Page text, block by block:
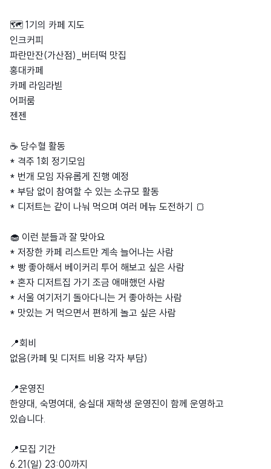
🗺 1기의 카페 지도
인크커피
파란만잔(가산점)_버터떡 맛집
홍대카페
카페 라임라빋
어퍼룸
젠젠
☕️ 당수혈 활동
* 격주 1회 정기모임
* 번개 모임 자유롭게 진행 예정
* 부담 없이 참여할 수 있는 소규모 활동
* 디저트는 같이 나눠 먹으며 여러 메뉴 도전하기 🍞
🧁 이런 분들과 잘 맞아요
* 저장한 카페 리스트만 계속 늘어나는 사람
* 빵 좋아해서 베이커리 투어 해보고 싶은 사람
* 혼자 디저트집 가기 조금 애매했던 사람
* 서울 여기저기 돌아다니는 거 좋아하는 사람
* 맛있는 거 먹으면서 편하게 놀고 싶은 사람
📍회비
없음(카페 및 디저트 비용 각자 부담)
📍운영진
한양대, 숙명여대, 숭실대 재학생 운영진이 함께 운영하고
있습니다.
📍모집 기간
6.21(일) 23:00까지